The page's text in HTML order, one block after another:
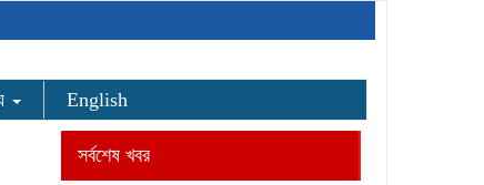
English
সর্বশেষ খবর